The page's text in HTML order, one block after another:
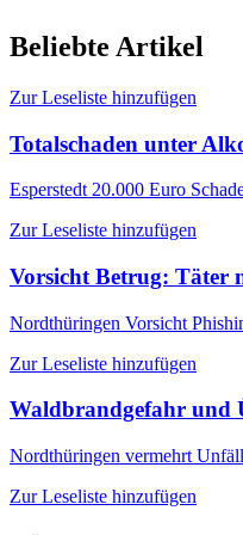
Beliebte Artikel
Zur Leseliste hinzufügen
Totalschaden unter
Esperstedt 20.000 Euro
Zur Leseliste hinzufügen
Vorsicht Betrug: Täter
Nordthüringen Vorsicht
Zur Leseliste hinzufügen
Waldbrandgefahr und
Nordthüringen vermehrt
Zur Leseliste hinzufügen